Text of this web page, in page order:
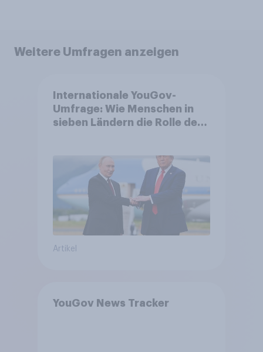
Weitere Umfragen anzeigen
Internationale YouGov-
Umfrage: Wie Menschen in
sieben Ländern die Rolle der
Bedrohungen und Bündnisse
bewerten
Artikel
YouGov News Tracker